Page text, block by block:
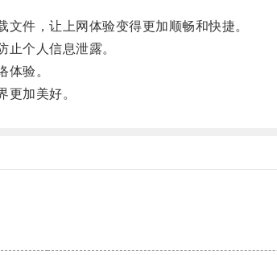
件，让上网体验变得更加顺畅和快捷。
个人信息泄露。
验。
加美好。